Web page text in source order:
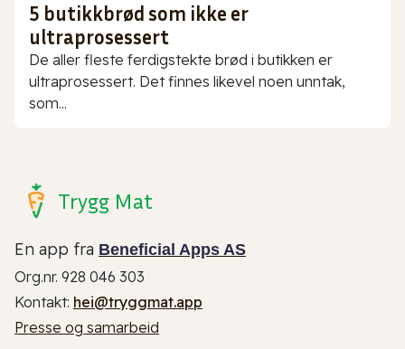
5 butikkbrød som ikke er
ultraprosessert
De aller fleste ferdigstekte brød i butikken er
ultraprosessert. Det finnes likevel noen unntak,
som...
Trygg Mat
En app fra Beneficial Apps AS
Org.nr. 928 046 303
Kontakt: hei@tryggmat.app
Presse og samarbeid